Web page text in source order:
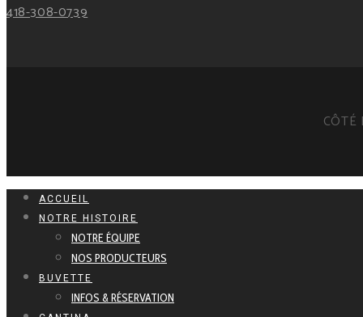
418-308-0739
ACCUEIL
NOTRE HISTOIRE
NOTRE ÉQUIPE
NOS PRODUCTEURS
BUVETTE
INFOS & RÉSERVATION